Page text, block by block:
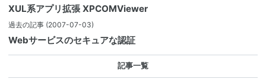
XUL系アプリ拡張 XPCOMViewer
過去の記事 (2007-07-03)
Webサービスのセキュアな認証
記事一覧